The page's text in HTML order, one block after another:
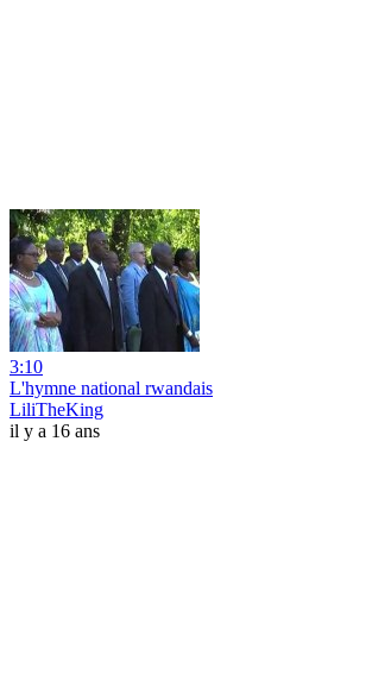
3:10
L'hymne national rwandais
LiliTheKing
il y a 16 ans